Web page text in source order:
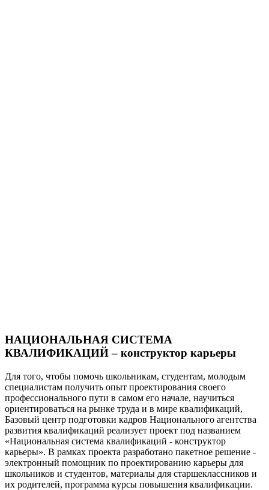
НАЦИОНАЛЬНАЯ СИСТЕМА
КВАЛИФИКАЦИЙ – конструктор карьеры
Для того, чтобы помочь школьникам, студентам, молодым
специалистам получить опыт проектирования своего
профессионального пути в самом его начале, научиться
ориентироваться на рынке труда и в мире квалификаций,
Базовый центр подготовки кадров Национального агентства
развития квалификаций реализует проект под названием
«Национальная система квалификаций - конструктор
карьеры». В рамках проекта разработано пакетное решение -
электронный помощник по проектированию карьеры для
школьников и студентов, материалы для старшеклассников и
их родителей, программа курсы повышения квалификации.